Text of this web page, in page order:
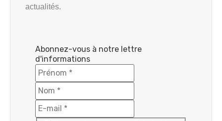
actualités.
Abonnez-vous à notre lettre
d'informations